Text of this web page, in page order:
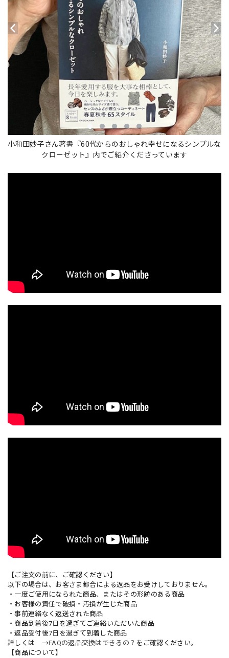
小和田妙子さん著書『60代からのおしゃれ幸せになるシンプルな
クローゼット』内でご紹介くださっています
【ご注文の前に、ご確認ください】
以下の場合は、お客さま都合による返品をお受けしておりません。
・一度ご使用になられた商品、またはその形跡のある商品
・お客様の責任で破損・汚損が生じた商品
・事前連絡なく返送された商品
・商品到着後7日を過ぎてご連絡いただいた商品
・返品受付後7日を過ぎて到着した商品
詳しくは →FAQの返品交換はできるの？ をご確認ください。
【商品について】